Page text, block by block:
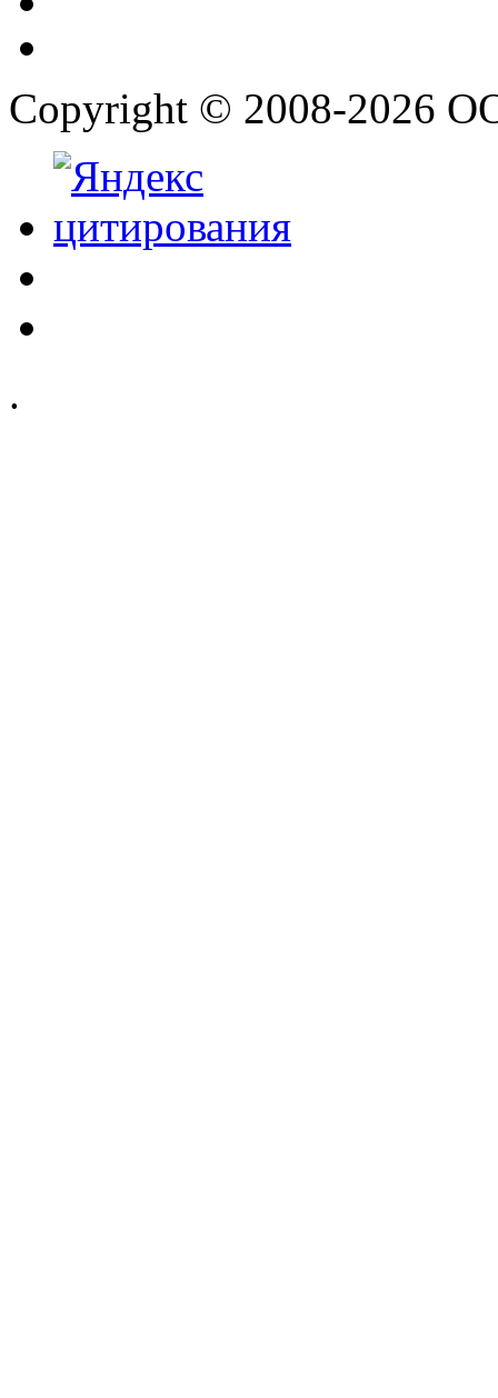
Copyright © 2008-2026
.